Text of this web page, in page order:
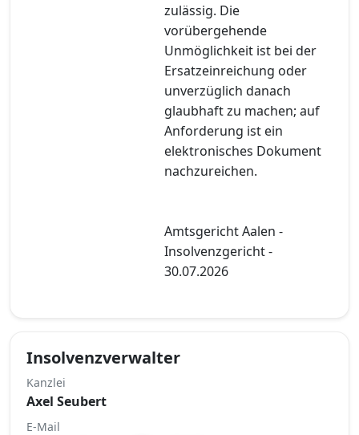
zulässig. Die
vorübergehende
Unmöglichkeit ist bei der
Ersatzeinreichung oder
unverzüglich danach
glaubhaft zu machen; auf
Anforderung ist ein
elektronisches Dokument
nachzureichen.
Amtsgericht Aalen -
Insolvenzgericht -
30.07.2026
Insolvenzverwalter
Kanzlei
Axel Seubert
E-Mail